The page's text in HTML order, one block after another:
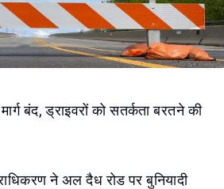
बंद, ड्राइवरों को सतर्कता बरतने की
ने अल दैध रोड पर बुनियादी